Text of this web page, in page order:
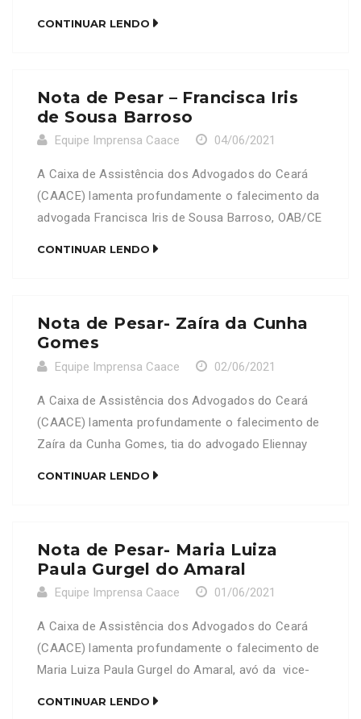
amigos enlutados.
CONTINUAR LENDO
Nota de Pesar – Francisca Iris
de Sousa Barroso
Equipe Imprensa Caace 04/06/2021
A Caixa de Assistência dos Advogados do Ceará
(CAACE) lamenta profundamente o falecimento da
advogada Francisca Iris de Sousa Barroso, OAB/CE
CONTINUAR LENDO
Nota de Pesar- Zaíra da Cunha
Gomes
Equipe Imprensa Caace 02/06/2021
A Caixa de Assistência dos Advogados do Ceará
(CAACE) lamenta profundamente o falecimento de
Zaíra da Cunha Gomes, tia do advogado Eliennay
e familiares por esta irreparável […]
CONTINUAR LENDO
Nota de Pesar- Maria Luiza
Paula Gurgel do Amaral
Equipe Imprensa Caace 01/06/2021
A Caixa de Assistência dos Advogados do Ceará
(CAACE) lamenta profundamente o falecimento de
Maria Luiza Paula Gurgel do Amaral, avó da vice-
CONTINUAR LENDO